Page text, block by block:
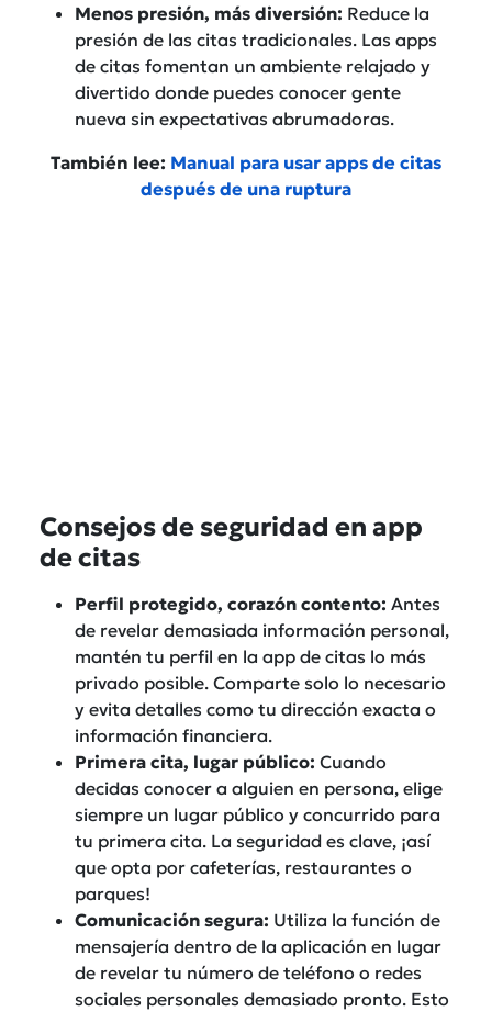
Menos presión, más diversión: Reduce la
presión de las citas tradicionales. Las apps
de citas fomentan un ambiente relajado y
divertido donde puedes conocer gente
nueva sin expectativas abrumadoras.
También lee: Manual para usar apps de citas
después de una ruptura
Consejos de seguridad en app
de citas
Perfil protegido, corazón contento: Antes
de revelar demasiada información personal,
mantén tu perfil en la app de citas lo más
privado posible. Comparte solo lo necesario
y evita detalles como tu dirección exacta o
información financiera.
Primera cita, lugar público: Cuando
decidas conocer a alguien en persona, elige
siempre un lugar público y concurrido para
tu primera cita. La seguridad es clave, ¡así
que opta por cafeterías, restaurantes o
parques!
Comunicación segura: Utiliza la función de
mensajería dentro de la aplicación en lugar
de revelar tu número de teléfono o redes
sociales personales demasiado pronto. Esto